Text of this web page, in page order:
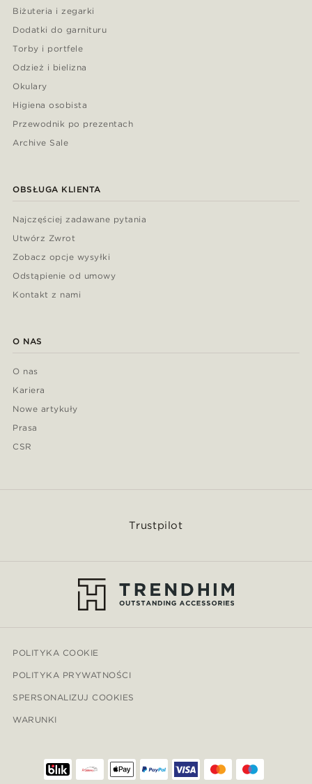
Biżuteria i zegarki
Dodatki do garnituru
Torby i portfele
Odzież i bielizna
Okulary
Higiena osobista
Przewodnik po prezentach
Archive Sale
OBSŁUGA KLIENTA
Najczęściej zadawane pytania
Utwórz Zwrot
Zobacz opcje wysyłki
Odstąpienie od umowy
Kontakt z nami
O NAS
O nas
Kariera
Nowe artykuły
Prasa
CSR
Trustpilot
POLITYKA COOKIE
POLITYKA PRYWATNOŚCI
SPERSONALIZUJ COOKIES
WARUNKI